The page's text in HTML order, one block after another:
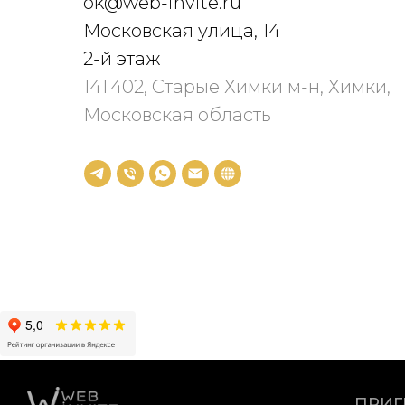
Московская улица, 14
2-й этаж
141 402, Старые Химки м-н, Химки,
Московская область